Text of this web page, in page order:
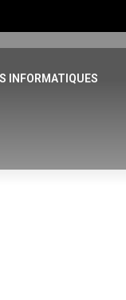
INFORMATIQUES